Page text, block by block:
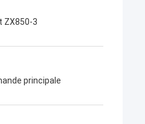
quand j'en aurai besoin.
ZX850-3
principale